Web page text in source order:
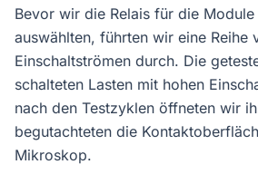
Bevor wir die Relais für die Module
auswählten, führten wir eine Reihe
Einschaltströmen durch. Die
schalteten Lasten mit hohen
nach den Testzyklen öffneten wir
begutachteten die
Mikroskop.